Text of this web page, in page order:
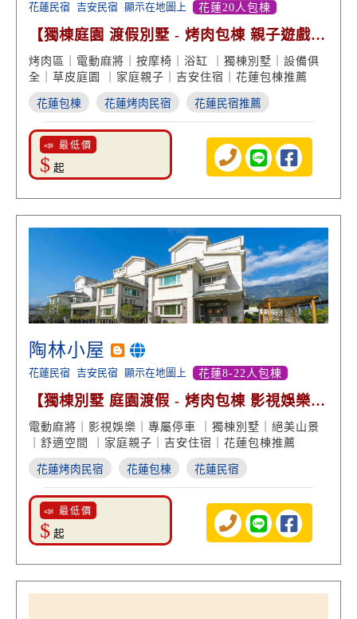
花蓮民宿 吉安民宿 顯示在地圖上 花蓮20人包棟
【獨棟庭園 渡假別墅 - 烤肉包棟 親子遊戲區
盪鞦韆】
烤肉區｜電動麻將｜按摩椅｜浴缸 ｜獨棟別墅｜設備俱
全｜草皮庭園 ｜家庭親子｜吉安住宿｜花蓮包棟推薦
花蓮包棟 花蓮烤肉民宿 花蓮民宿推薦
📣 最低價
$ 起
陶林小屋
花蓮民宿 吉安民宿 顯示在地圖上 花蓮8-22人包棟
【獨棟別墅 庭園渡假 - 烤肉包棟 影視娛樂
絕美山景】
電動麻將｜影視娛樂｜專屬停車 ｜獨棟別墅｜絕美山景
｜舒適空間 ｜家庭親子｜吉安住宿｜花蓮包棟推薦
花蓮烤肉民宿 花蓮包棟 花蓮民宿
📣 最低價
$ 起